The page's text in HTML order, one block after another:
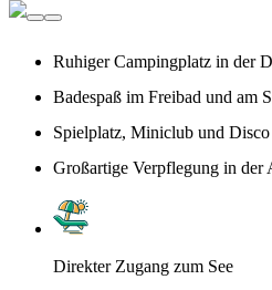
Ruhiger Campingplatz in der
Badespaß im Freibad und am
Spielplatz, Miniclub und
Großartige Verpflegung in der
Direkter Zugang zum See